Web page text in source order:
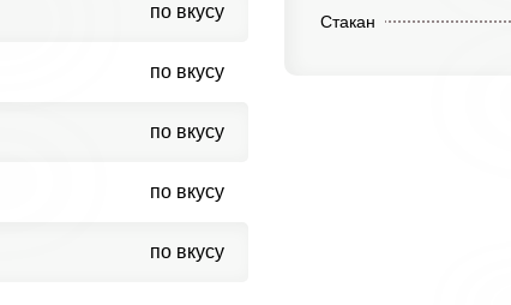
по вкусу
по вкусу
по вкусу
по вкусу
по вкусу
Стакан